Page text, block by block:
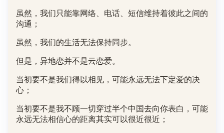
虽然，我们只能靠网络、电话、短信维持着彼此之间的
沟通；
虽然，我们的生活无法保持同步。
但是，异地恋并不是云恋爱。
当初要不是我们得以相见，可能永远无法下定爱的决
心；
当初要不是我不顾一切穿过半个中国去向你表白，可能
永远无法相信心的距离其实可以很近很近；